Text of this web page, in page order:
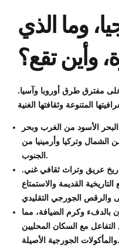
وما الذي
وأين تقع؟
مفترق طرق أوروبا وآسيا.
الأسود من الغرب وبحر
وتركيا وأرمينيا من
الجنوب.
عريق وتراث ثقافي غني.
القديمة والاستمتاع
بالدفء وكرم الضيافة، مما
مع السكان المحليين
والمأكولات الجورجية الأصيلة.